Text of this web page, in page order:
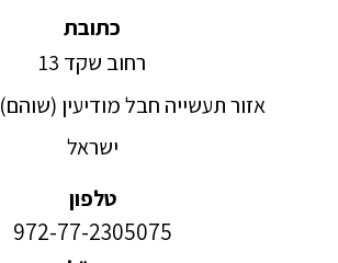
כתובת
רחוב שקד 13
אזור תעשייה חבל מודיעין (שוהם) 7319900
ישראל
טלפון
972-77-2305075